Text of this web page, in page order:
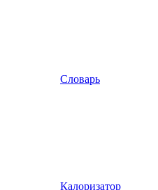
Словарь
Калоризатор